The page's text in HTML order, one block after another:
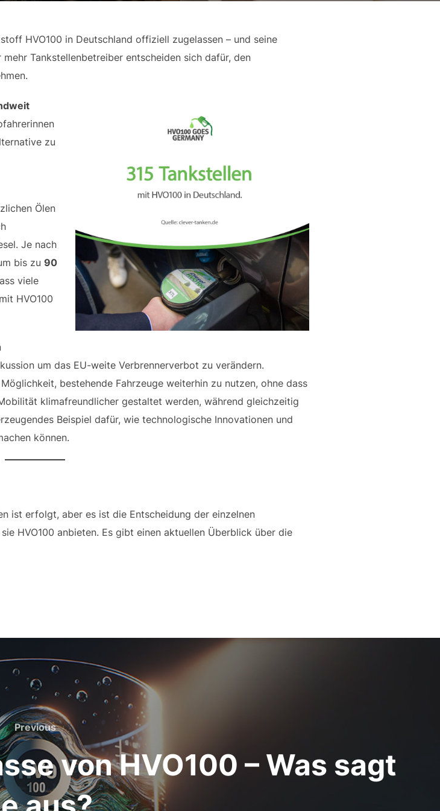
HVO100 in Deutschland offiziell zugelassen – und seine
Tankstellenbetreiber entscheiden sich dafür, den
zu
Ölen
Je nach
bis zu 90
viele
HVO100
um das EU-weite Verbrennerverbot zu verändern.
bestehende Fahrzeuge weiterhin zu nutzen, ohne dass
klimafreundlicher gestaltet werden, während gleichzeitig
Beispiel dafür, wie technologische Innovationen und
können.
ist erfolgt, aber es ist die Entscheidung der einzelnen
HVO100 anbieten. Es gibt einen aktuellen Überblick über die
Previous
Previous
von HVO100 – Was sagt